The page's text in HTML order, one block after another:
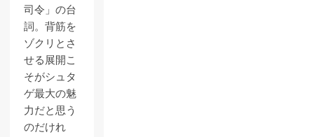
司令」の台
詞。背筋を
ゾクリとさ
せる展開こ
そがシュタ
ゲ最大の魅
力だと思う
のだけれ